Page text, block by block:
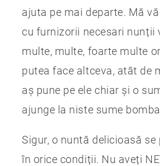
ajuta pe mai departe. Mă
cu furnizorii necesari nunții
multe, multe, foarte multe
putea face altceva, atât de
aș pune pe ele chiar și o
ajunge la niste sume
Sigur, o nuntă delicioasă
în orice condiții. Nu aveți